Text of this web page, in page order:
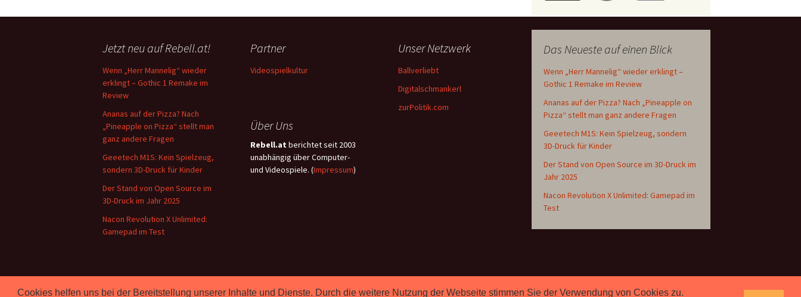
Cookies helfen uns bei der Bereitstellung unserer Inhalte und Dienste. Durch die weitere Nutzung der Webseite stimmen Sie der Verwendung von Cookies zu.
Das Neueste auf einen Blick
Wenn „Herr Mannelig“ wieder erklingt –
Gothic 1 Remake im Review
Ananas auf der Pizza? Nach „Pineapple on
Pizza“ stellt man ganz andere Fragen
Geeetech M1S: Kein Spielzeug, sondern
3D-Druck für Kinder
Der Stand von Open Source im 3D-Druck im
Jahr 2025
Nacon Revolution X Unlimited: Gamepad im
Test
Jetzt neu auf Rebell.at!
Wenn „Herr Mannelig“ wieder
erklingt – Gothic 1 Remake im
Review
Ananas auf der Pizza? Nach
„Pineapple on Pizza“ stellt man
ganz andere Fragen
Geeetech M1S: Kein Spielzeug,
sondern 3D-Druck für Kinder
Der Stand von Open Source im
3D-Druck im Jahr 2025
Nacon Revolution X Unlimited:
Gamepad im Test
Partner
Videospielkultur
Unser Netzwerk
Ballverliebt
Digitalschmankerl
zurPolitik.com
Über Uns
Rebell.at berichtet seit 2003
unabhängig über Computer-
und Videospiele. (Impressum)